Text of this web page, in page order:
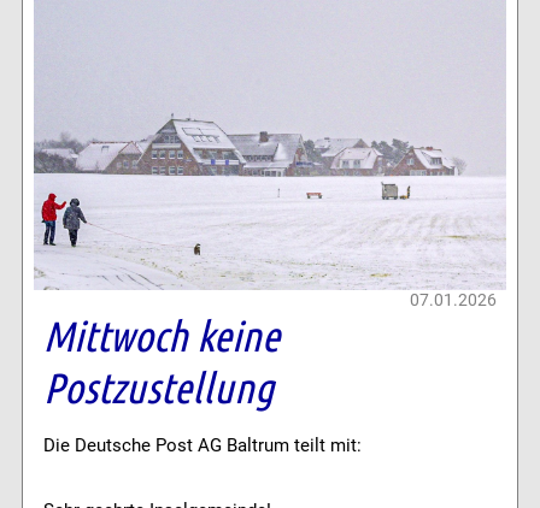
07.01.2026
Mittwoch keine
Postzustellung
Die Deutsche Post AG Baltrum teilt mit: